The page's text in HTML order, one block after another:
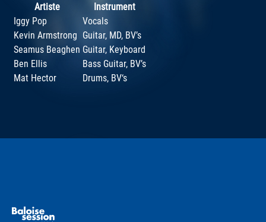
Artiste
Instrument
Iggy Pop
Vocals
Kevin Armstrong Guitar, MD, BV’s
Seamus Beaghen Guitar, Keyboard
Ben Ellis
Bass Guitar, BV’s
Mat Hector
Drums, BV‘s